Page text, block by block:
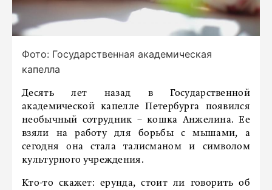
Фото: Государственная академическая
капелла
Десять лет назад в Государственной
академической капелле Петербурга появился
необычный сотрудник – кошка Анжелина. Ее
взяли на работу для борьбы с мышами, а
сегодня она стала талисманом и символом
культурного учреждения.
Кто-то скажет: ерунда, стоит ли говорить об